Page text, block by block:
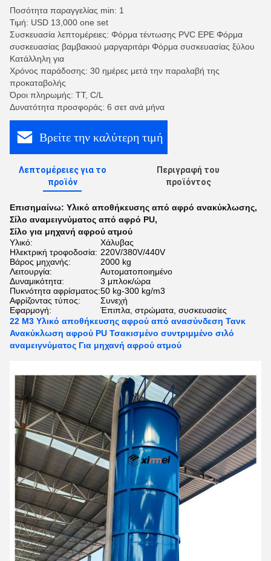
Ποσότητα παραγγελίας min: 1
Τιμή: USD 13,000 one set
Συσκευασία λεπτομέρειες: Φόρμα τέντωσης PVC EPE Φόρμα
συσκευασίας βαμβακιού μαργαριτάρι Φόρμα συσκευασίας ξύλου
Κατάλληλη για
Χρόνος παράδοσης: 30 ημέρες μετά την παραλαβή της
προκαταβολής
Όροι πληρωμής: TT, C/L
Δυνατότητα προσφοράς: 6 σετ ανά μήνα
Βρείτε την καλύτερη τιμή
Λεπτομέρειες για το
προϊόν
Περιγραφή του
προϊόντος
Επισημαίνω: Υλικό αποθήκευσης από αφρό ανακύκλωσης,
Σίλο αναμειγνύματος από αφρό PU,
Σίλο για μηχανή αφρού ατμού
Υλικό:
Χάλυβας
Ηλεκτρική τροφοδοσία: 220V/380V/440V
Βάρος μηχανής:
2000 kg
Λειτουργία:
Αυτοματοποιημένο
Δυναμικότητα:
3 μπλοκ/ώρα
Πυκνότητα αφρίσματος:50 kg-300 kg/m3
Αφρίζοντας τύπος:
Συνεχή
Εφαρμογή:
Έπιπλα, στρώματα, συσκευασίες
22 M3 Υλικό αποθήκευσης αφρού από ανασύνδεση Τανκ
Ανακύκλωση αφρού PU Τσακισμένο συντριμμένο σιλό
αναμειγνύματος Για μηχανή αφρού ατμού